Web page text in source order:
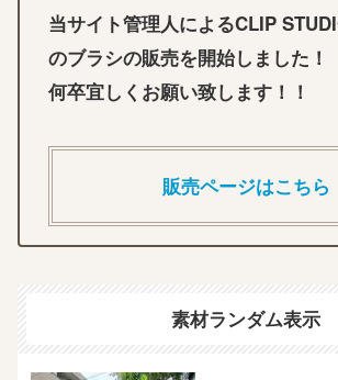
当サイト管理人によるCLIP
のブラシの販売を開始しました！
何卒宜しくお願い致します！！
販売ページはこちら
素材ランダム表示